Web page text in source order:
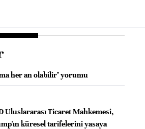
her an olabilir" yorumu
Uluslararası Ticaret Mahkemesi,
küresel tarifelerini yasaya